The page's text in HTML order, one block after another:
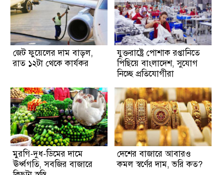
জেট ফুয়েলের দাম বাড়ল,
রাত ১২টা থেকে কার্যকর
যুক্তরাষ্ট্রে পোশাক রপ্তানিতে
পিছিয়ে বাংলাদেশ, সুযোগ
নিচ্ছে প্রতিযোগীরা
মুরগি-দুধ-ডিমের দামে
ঊর্ধ্বগতি, সবজির বাজারে
দেশের বাজারে আবারও
কমল স্বর্ণের দাম, ভরি কত?